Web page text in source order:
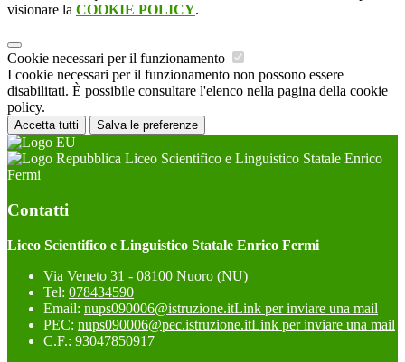
visionare la COOKIE POLICY.
Cookie necessari per il funzionamento
I cookie necessari per il funzionamento non possono essere
disabilitati. È possibile consultare l'elenco nella pagina della cookie
policy.
Accetta tutti Salva le preferenze
Liceo Scientifico e Linguistico Statale Enrico
Fermi
Contatti
Liceo Scientifico e Linguistico Statale Enrico Fermi
Via Veneto 31 - 08100 Nuoro (NU)
Tel: 078434590
Email: nups090006@istruzione.itLink per inviare una mail
PEC: nups090006@pec.istruzione.itLink per inviare una mail
C.F.: 93047850917